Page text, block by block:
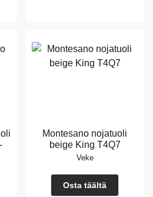
Montesano nojatuoli
beige King T4Q7
Veke
Osta täältä